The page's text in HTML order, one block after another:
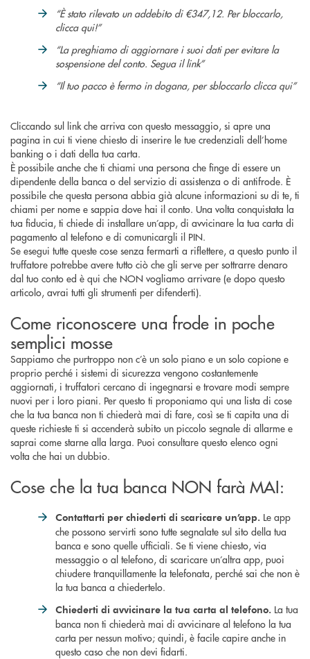
“È stato rilevato un addebito di €347,12. Per bloccarlo,
clicca qui!”
“La preghiamo di aggiornare i suoi dati per evitare la
sospensione del conto. Segua il link”
“Il tuo pacco è fermo in dogana, per sbloccarlo clicca qui”
Cliccando sul link che arriva con questo messaggio, si apre una
pagina in cui ti viene chiesto di inserire le tue credenziali dell’home
banking o i dati della tua carta.
È possibile anche che ti chiami una persona che finge di essere un
dipendente della banca o del servizio di assistenza o di antifrode. È
possibile che questa persona abbia già alcune informazioni su di te, ti
chiami per nome e sappia dove hai il conto. Una volta conquistata la
tua fiducia, ti chiede di installare un’app, di avvicinare la tua carta di
pagamento al telefono e di comunicargli il PIN.
Se esegui tutte queste cose senza fermarti a riflettere, a questo punto il
truffatore potrebbe avere tutto ciò che gli serve per sottrarre denaro
dal tuo conto ed è qui che NON vogliamo arrivare (e dopo questo
articolo, avrai tutti gli strumenti per difenderti).
Come riconoscere una frode in poche
semplici mosse
Sappiamo che purtroppo non c’è un solo piano e un solo copione e
proprio perché i sistemi di sicurezza vengono costantemente
aggiornati, i truffatori cercano di ingegnarsi e trovare modi sempre
nuovi per i loro piani. Per questo ti proponiamo qui una lista di cose
che la tua banca non ti chiederà mai di fare, così se ti capita una di
queste richieste ti si accenderà subito un piccolo segnale di allarme e
saprai come starne alla larga. Puoi consultare questo elenco ogni
volta che hai un dubbio.
Cose che la tua banca NON farà MAI:
Contattarti per chiederti di scaricare un’app. Le app
che possono servirti sono tutte segnalate sul sito della tua
banca e sono quelle ufficiali. Se ti viene chiesto, via
messaggio o al telefono, di scaricare un’altra app, puoi
chiudere tranquillamente la telefonata, perché sai che non è
la tua banca a chiedertelo.
Chiederti di avvicinare la tua carta al telefono. La tua
banca non ti chiederà mai di avvicinare al telefono la tua
carta per nessun motivo; quindi, è facile capire anche in
questo caso che non devi fidarti.